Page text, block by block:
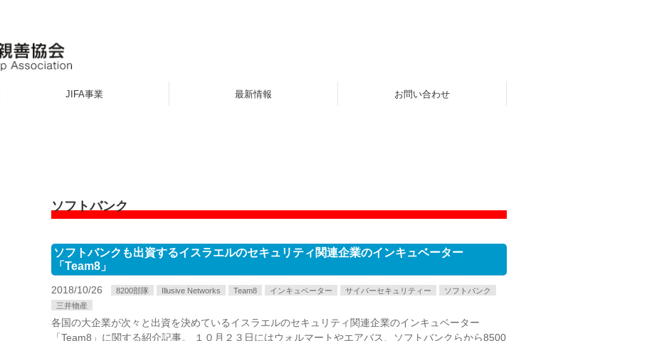
JIFA事業 最新情報 お問い合わせ
ソフトバンク
ソフトバンクも出資するイスラエルのセキュリティ関連企業のインキュベーター
「Team8」
2018/10/26 8200部隊 Illusive Networks Team8 インキュベーター サイバーセキュリティー
ソフトバンク
三井物産
各国の大企業が次々と出資を決めているイスラエルのセキュリティ関連企業のインキュベーター
「Team8」に関する紹介記事。 １０月２３日にはウォルマートやエアバス、ソフトバンクらから8500